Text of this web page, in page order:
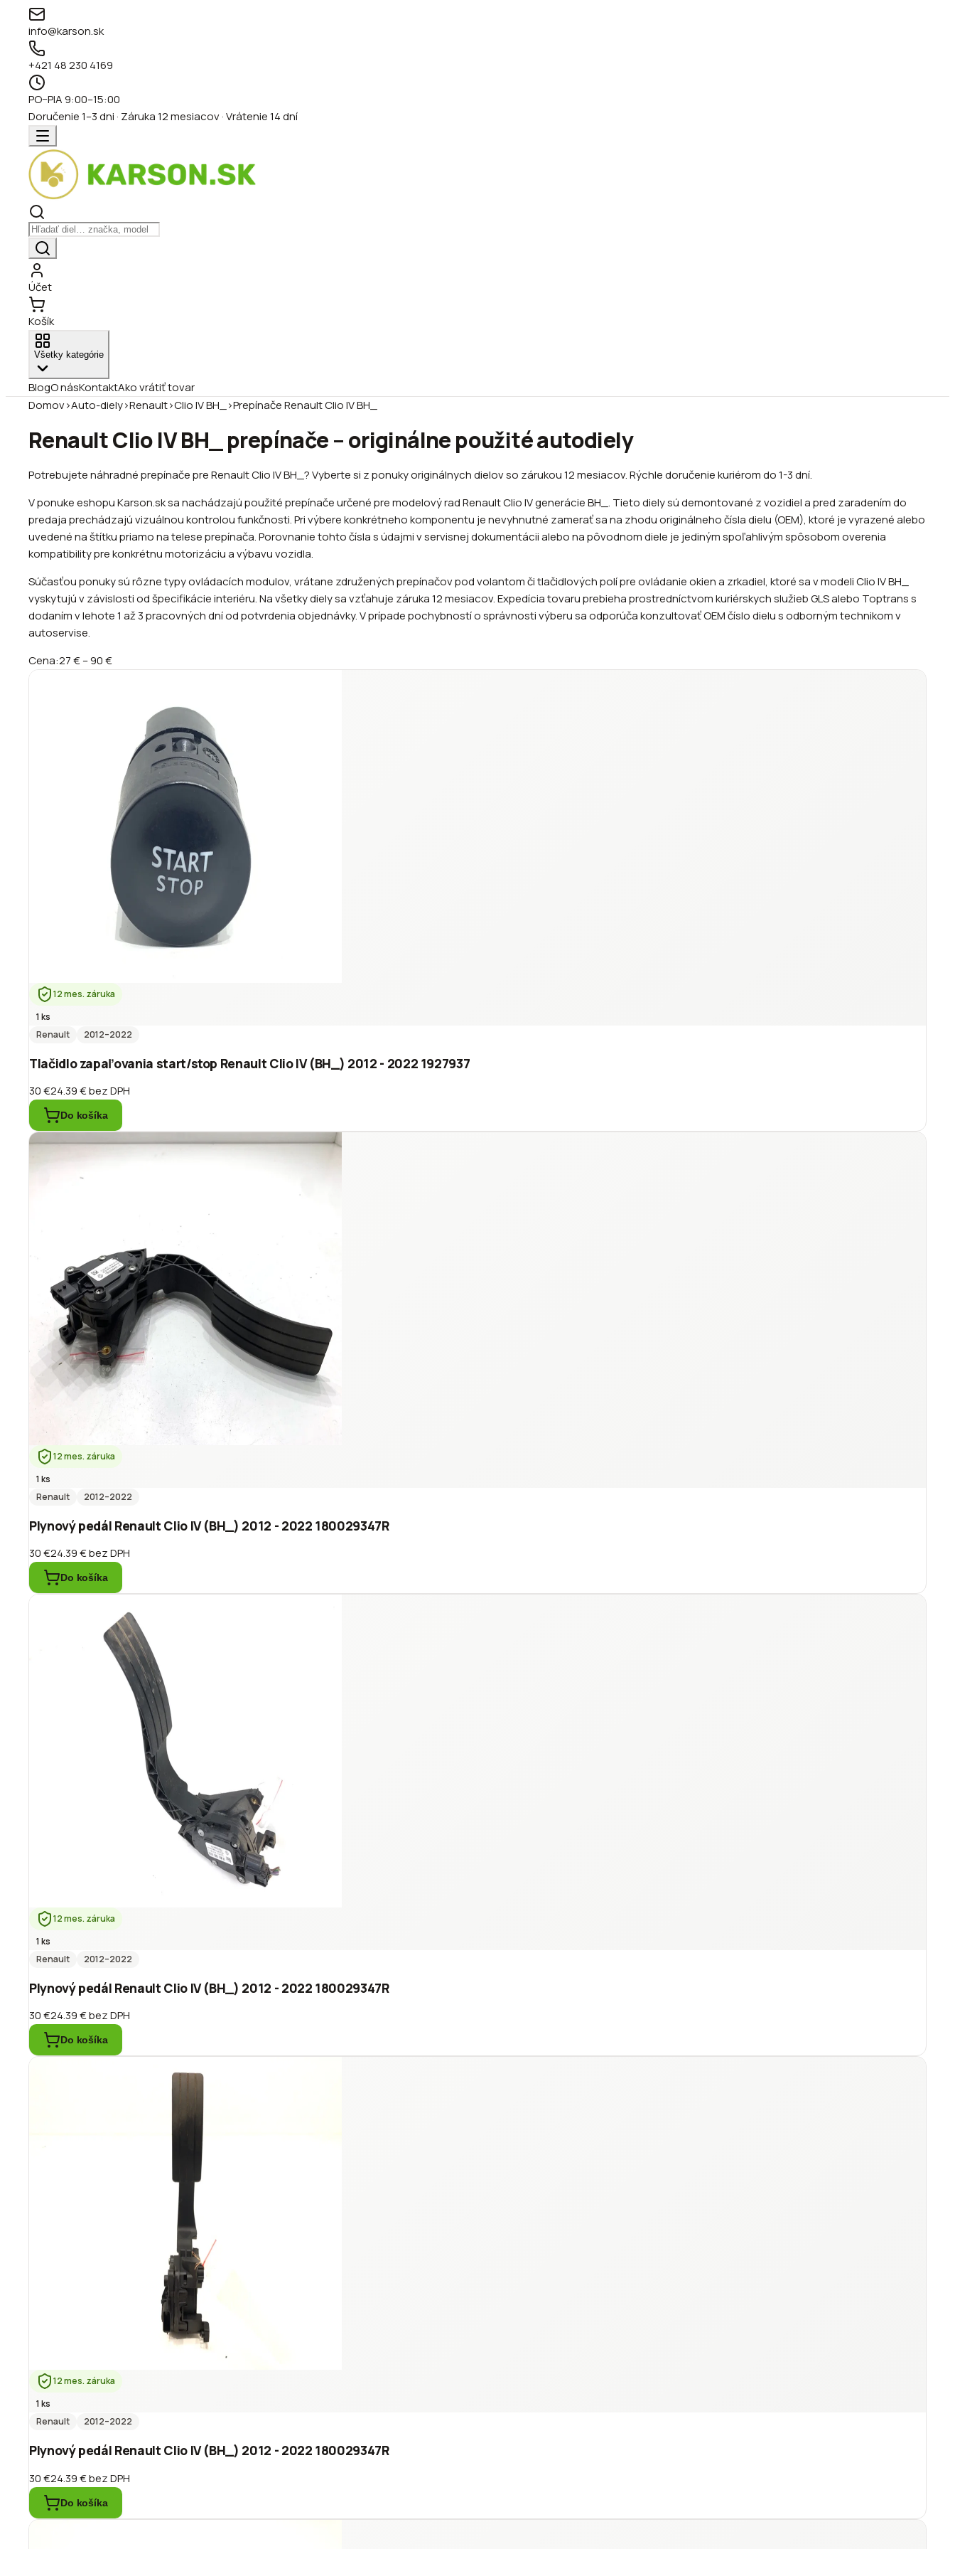
info@karson.sk
+421 48 230 4169
PO–PIA 9:00–15:00
Doručenie 1–3 dni · Záruka 12 mesiacov · Vrátenie 14 dní
Účet
Košík
Všetky kategórie
BlogO násKontaktAko vrátiť tovar
Domov›Auto-diely›Renault›Clio IV BH_ ›Prepínače Renault Clio IV BH_
Renault Clio IV BH_ prepínače – originálne použité autodiely
Potrebujete náhradné prepínače pre Renault Clio IV BH_? Vyberte si z ponuky originálnych dielov so zárukou 12 mesiacov. Rýchle doručenie kuriérom do 1-3 dní.
V ponuke eshopu Karson.sk sa nachádzajú použité prepínače určené pre modelový rad Renault Clio IV generácie BH_. Tieto diely sú demontované z vozidiel a pred zaradením do
predaja prechádzajú vizuálnou kontrolou funkčnosti. Pri výbere konkrétneho komponentu je nevyhnutné zamerať sa na zhodu originálneho čísla dielu (OEM), ktoré je vyrazené alebo
uvedené na štítku priamo na telese prepínača. Porovnanie tohto čísla s údajmi v servisnej dokumentácii alebo na pôvodnom diele je jediným spoľahlivým spôsobom overenia
kompatibility pre konkrétnu motorizáciu a výbavu vozidla.
Súčasťou ponuky sú rôzne typy ovládacích modulov, vrátane združených prepínačov pod volantom či tlačidlových polí pre ovládanie okien a zrkadiel, ktoré sa v modeli Clio IV BH_
vyskytujú v závislosti od špecifikácie interiéru. Na všetky diely sa vzťahuje záruka 12 mesiacov. Expedícia tovaru prebieha prostredníctvom kuriérskych služieb GLS alebo Toptrans s
dodaním v lehote 1 až 3 pracovných dní od potvrdenia objednávky. V prípade pochybností o správnosti výberu sa odporúča konzultovať OEM číslo dielu s odborným technikom v
autoservise.
Cena:27 €–90 €
12 mes. záruka
1 ks
Renault
2012–2022
Tlačidlo zapaľovania start/stop Renault Clio IV (BH_) 2012 - 2022 1927937
30 €24.39 €bez DPH
Do košíka
12 mes. záruka
1 ks
Renault
2012–2022
Plynový pedál Renault Clio IV (BH_) 2012 - 2022 180029347R
30 €24.39 €bez DPH
Do košíka
12 mes. záruka
1 ks
Renault
2012–2022
Plynový pedál Renault Clio IV (BH_) 2012 - 2022 180029347R
30 €24.39 €bez DPH
Do košíka
12 mes. záruka
1 ks
Renault
2012–2022
Plynový pedál Renault Clio IV (BH_) 2012 - 2022 180029347R
30 €24.39 €bez DPH
Do košíka